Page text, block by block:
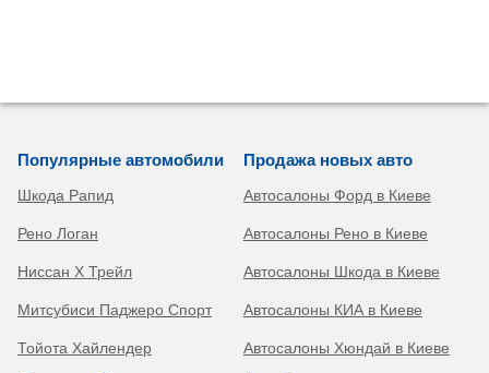
Популярные автомобили
Шкода Рапид
Рено Логан
Ниссан Х Трейл
Митсубиси Паджеро Спорт
Тойота Хайлендер
Продажа новых авто
Автосалоны Форд в Киеве
Автосалоны Рено в Киеве
Автосалоны Шкода в Киеве
Автосалоны КИА в Киеве
Автосалоны Хюндай в Киеве